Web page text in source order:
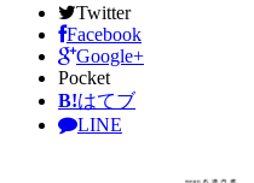
Twitter
Facebook
Google+
Pocket
B!はてブ
LINE